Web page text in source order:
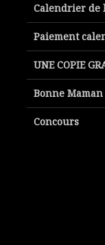
Calendrier de
Paiement
UNE COPIE
Bonne
Concours